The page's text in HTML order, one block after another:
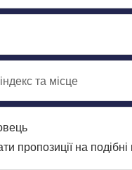
та місце
пропозиції на